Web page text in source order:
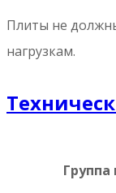
Плиты не
нагрузкам.
Группа